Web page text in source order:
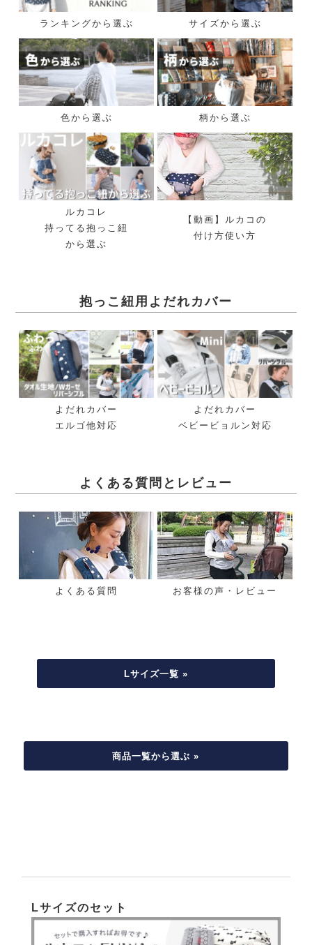
ランキングから選ぶ サイズから選ぶ
色から選ぶ 柄から選ぶ
ルカコレ
持ってる抱っこ紐
から選ぶ
【動画】ルカコの
付け方使い方
抱っこ紐用よだれカバー
よだれカバー
エルゴ他対応
よだれカバー
ベビービョルン対応
よくある質問とレビュー
よくある質問 お客様の声・レビュー
Lサイズ一覧 »
商品一覧から選ぶ »
Lサイズのセット